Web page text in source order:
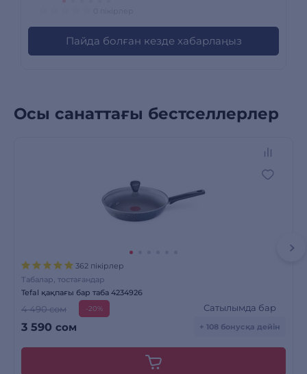
Пайда болған кезде хабарлаңыз
Осы санаттағы бестселлерлер
362 пікірлер
Табалар, тостағандар
Tefal қақпағы бар таба 4234926
4 490 сом -20%
3 590 сом
Сатылымда бар
+ 108 бонусқа дейін